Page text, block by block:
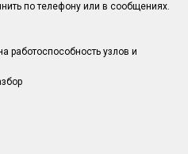
по телефону или в сообщениях.
работоспособность узлов и